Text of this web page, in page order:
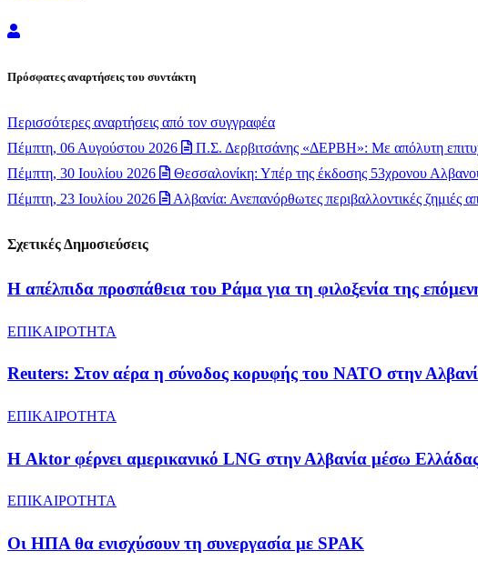
Newsroom
Πρόσφατες αναρτήσεις του συντάκτη
Περισσότερες αναρτήσεις από τον συγγραφέα
Πέμπτη, 06 Αυγούστου 2026
Π.Σ. Δερβιτσάνης «ΔΕΡΒΗ»: Με απόλυτη
Πέμπτη, 30 Ιουλίου 2026
Θεσσαλονίκη: Υπέρ της έκδοσης 53χρονου
Πέμπτη, 23 Ιουλίου 2026
Αλβανία: Ανεπανόρθωτες περιβαλλοντικές ζημιές
Σχετικές Δημοσιεύσεις
Η απέλπιδα προσπάθεια του Ράμα για τη φιλοξενία της
ΕΠΙΚΑΙΡΟΤΗΤΑ
Reuters: Στον αέρα η σύνοδος κορυφής του ΝΑΤΟ στην
ΕΠΙΚΑΙΡΟΤΗΤΑ
Η Aktor φέρνει αμερικανικό LNG στην Αλβανία μέσω
ΕΠΙΚΑΙΡΟΤΗΤΑ
Οι ΗΠΑ θα ενισχύσουν τη συνεργασία με SPAK